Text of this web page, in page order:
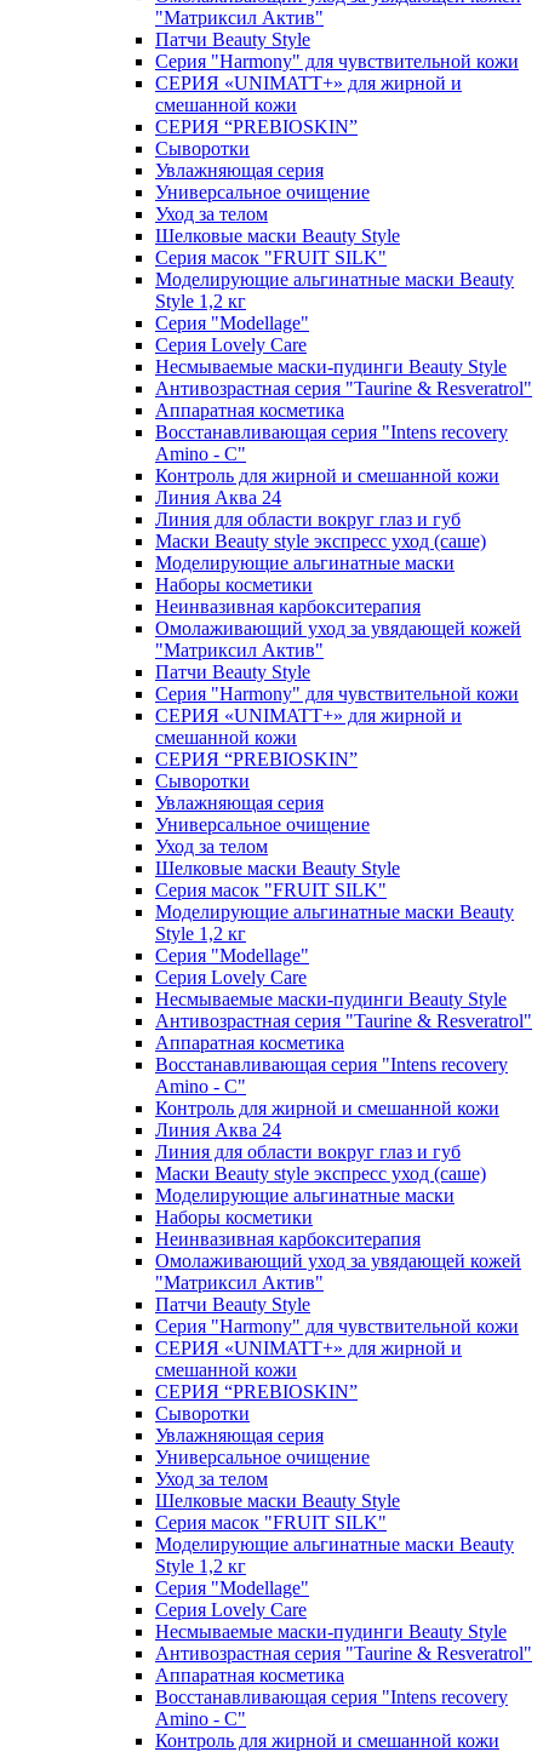
"Матриксил Актив"
Патчи Beauty Style
Серия "Harmony" для чувствительной кожи
СЕРИЯ «UNIMATT+» для жирной и
смешанной кожи
СЕРИЯ “PREBIOSKIN”
Сыворотки
Увлажняющая серия
Универсальное очищение
Уход за телом
Шелковые маски Beauty Style
Серия масок "FRUIT SILK"
Моделирующие альгинатные маски Beauty
Style 1,2 кг
Серия "Modellage"
Cерия Lovely Care
Несмываемые маски-пудинги Beauty Style
Антивозрастная серия "Taurine & Resveratrol"
Аппаратная косметика
Восстанавливающая серия "Intens recovery
Amino - C"
Контроль для жирной и смешанной кожи
Линия Аква 24
Линия для области вокруг глаз и губ
Маски Beauty style экспресс уход (саше)
Моделирующие альгинатные маски
Наборы косметики
Неинвазивная карбокситерапия
Омолаживающий уход за увядающей кожей
"Матриксил Актив"
Патчи Beauty Style
Серия "Harmony" для чувствительной кожи
СЕРИЯ «UNIMATT+» для жирной и
смешанной кожи
СЕРИЯ “PREBIOSKIN”
Сыворотки
Увлажняющая серия
Универсальное очищение
Уход за телом
Шелковые маски Beauty Style
Серия масок "FRUIT SILK"
Моделирующие альгинатные маски Beauty
Style 1,2 кг
Серия "Modellage"
Cерия Lovely Care
Несмываемые маски-пудинги Beauty Style
Антивозрастная серия "Taurine & Resveratrol"
Аппаратная косметика
Восстанавливающая серия "Intens recovery
Amino - C"
Контроль для жирной и смешанной кожи
Линия Аква 24
Линия для области вокруг глаз и губ
Маски Beauty style экспресс уход (саше)
Моделирующие альгинатные маски
Наборы косметики
Неинвазивная карбокситерапия
Омолаживающий уход за увядающей кожей
"Матриксил Актив"
Патчи Beauty Style
Серия "Harmony" для чувствительной кожи
СЕРИЯ «UNIMATT+» для жирной и
смешанной кожи
СЕРИЯ “PREBIOSKIN”
Сыворотки
Увлажняющая серия
Универсальное очищение
Уход за телом
Шелковые маски Beauty Style
Серия масок "FRUIT SILK"
Моделирующие альгинатные маски Beauty
Style 1,2 кг
Серия "Modellage"
Cерия Lovely Care
Несмываемые маски-пудинги Beauty Style
Антивозрастная серия "Taurine & Resveratrol"
Аппаратная косметика
Восстанавливающая серия "Intens recovery
Amino - C"
Контроль для жирной и смешанной кожи